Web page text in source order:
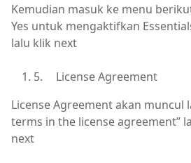
Kemudian masuk ke menu
Yes untuk mengaktifkan
lalu klik next
5.
License Agreement
License Agreement akan muncul
terms in the license agreement”
next